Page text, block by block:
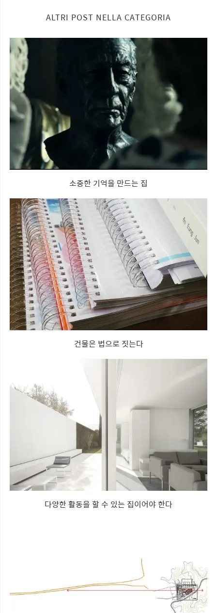
ALTRI POST NELLA CATEGORIA
소중한 기억을 만드는 집
건물은 법으로 짓는다
다양한 활동을 할 수 있는 집이어야 한다